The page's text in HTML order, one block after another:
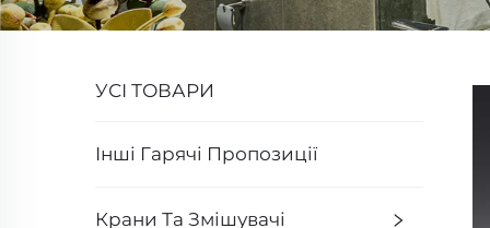
УСІ ТОВАРИ
Інші Гарячі Пропозиції
Крани Та Змішувачі